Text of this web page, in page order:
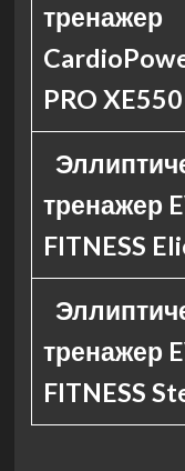
тренажер
PRO XE550
тренажер
FITNESS
тренажер
FITNESS